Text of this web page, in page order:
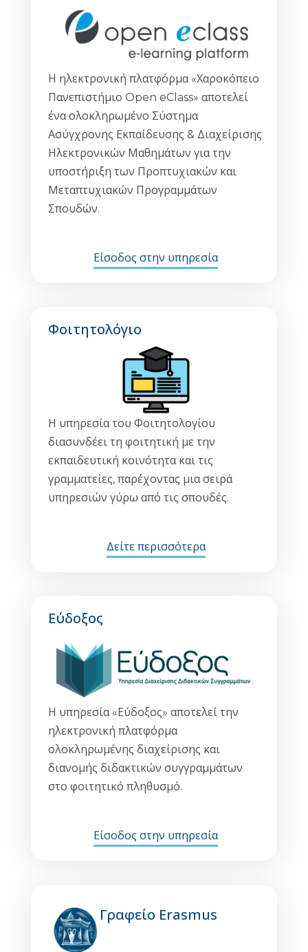
Η ηλεκτρονική πλατφόρμα «Χαροκόπειο
Πανεπιστήμιο Open eClass» αποτελεί
ένα ολοκληρωμένο Σύστημα
Ασύγχρονης Εκπαίδευσης & Διαχείρισης
Ηλεκτρονικών Μαθημάτων για την
υποστήριξη των Προπτυχιακών και
Μεταπτυχιακών Προγραμμάτων
Σπουδών.
Είσοδος στην υπηρεσία
Φοιτητολόγιο
Η υπηρεσία του Φοιτητολογίου
διασυνδέει τη φοιτητική με την
εκπαιδευτική κοινότητα και τις
γραμματείες, παρέχοντας μια σειρά
υπηρεσιών γύρω από τις σπουδές.
Δείτε περισσότερα
Εύδοξος
Η υπηρεσία «Εύδοξος» αποτελεί την
ηλεκτρονική πλατφόρμα
ολοκληρωμένης διαχείρισης και
διανομής διδακτικών συγγραμμάτων
στο φοιτητικό πληθυσμό.
Είσοδος στην υπηρεσία
Γραφείο Erasmus